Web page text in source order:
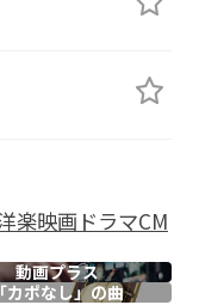
楽映画ドラマCM
動画プラス
「カポなし」の曲